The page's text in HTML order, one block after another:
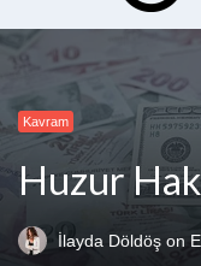
Startup Hukuku
Startuplar için Hukuk,
Kavram
Huzur
İlayda Döldöş on